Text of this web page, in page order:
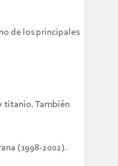
de los principales
titanio. También
(1998-2002).